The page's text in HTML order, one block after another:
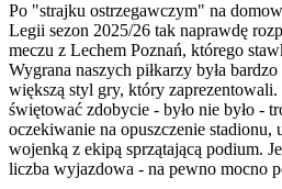
Po "strajku ostrzegawczym" na
Legii sezon 2025/26 tak naprawdę
meczu z Lechem Poznań, którego
Wygrana naszych piłkarzy była
większą styl gry, który
świętować zdobycie - było nie było -
oczekiwanie na opuszczenie stadionu,
wojenką z ekipą sprzątającą podium.
liczba wyjazdowa - na pewno mocno